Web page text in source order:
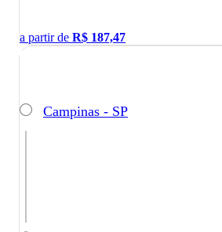
a partir de R$ 187,47
Campinas - SP